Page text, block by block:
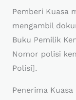
Pemberi Kuasa
mengambil
Buku Pemilik
Nomor polisi
Polisi].
Penerima